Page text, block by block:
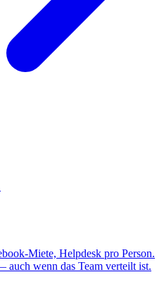
Miete, Helpdesk pro Person.
wenn das Team verteilt ist.